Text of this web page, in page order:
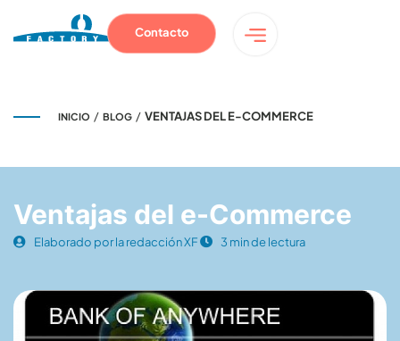
Contacto
INICIO / BLOG / VENTAJAS DEL E-COMMERCE
Ventajas del e-Commerce
Elaborado por la redacción XF 3 min de lectura